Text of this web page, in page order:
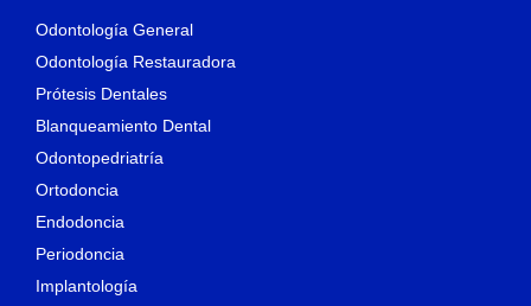
Odontología General
Odontología Restauradora
Prótesis Dentales
Blanqueamiento Dental
Odontopedriatría
Ortodoncia
Endodoncia
Periodoncia
Implantología